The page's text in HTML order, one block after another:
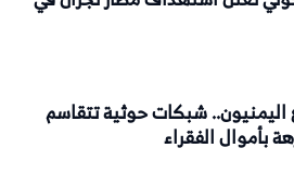
اليمنيون.. شبكات حوثية تتقاسم
بأموال الفقراء